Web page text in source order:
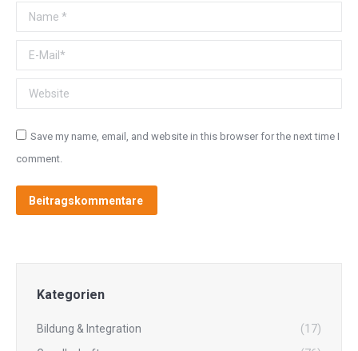
Name *
E-Mail *
Website
Save my name, email, and website in this browser for the next time I
comment.
Beitragskommentare
Kategorien
Bildung & Integration
(17)